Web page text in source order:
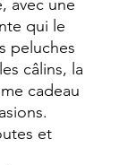
avec une
qui le
peluches
câlins, la
cadeau
et